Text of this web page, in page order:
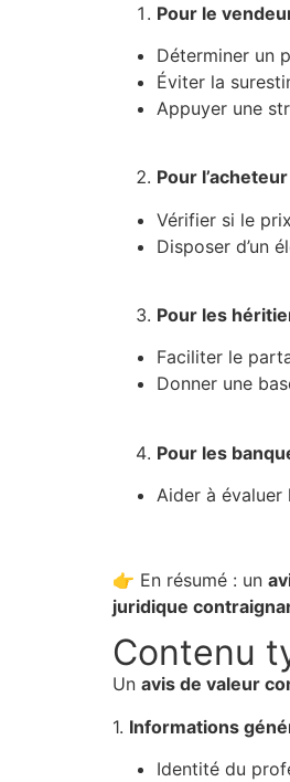
Pour le
Déterminer un
Éviter la
Appuyer une
Pour l’acheteur
Vérifier si le
Disposer d’un
Pour les
Faciliter le
Donner une
Pour les
Aider à évaluer
👉 En résumé : un
juridique
Contenu
Un avis de valeur
1. Informations
Identité du